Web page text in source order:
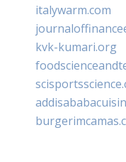
italywarm.com
kvk-kumari.org